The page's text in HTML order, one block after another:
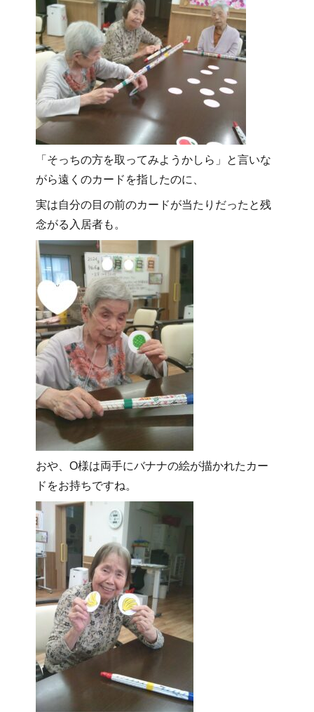
「そっちの方を取ってみようかしら」と言いな
がら遠くのカードを指したのに、
実は自分の目の前のカードが当たりだったと残
念がる入居者も。
おや、O様は両手にバナナの絵が描かれたカー
ドをお持ちですね。